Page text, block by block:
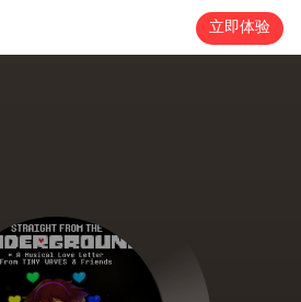
立即体验